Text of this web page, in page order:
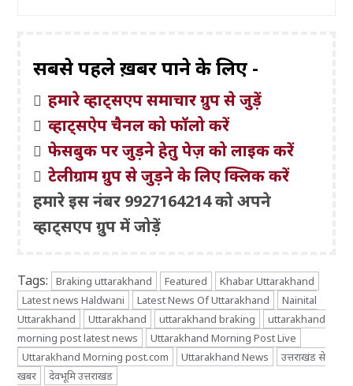
सबसे पहले ख़बरें पाने के लिए -
हमारे व्हाट्सएप समाचार ग्रुप से जुड़ें
व्हाट्सऐप चैनल को फॉलो करें
फेसबुक पर जुड़ने हेतु पेज़ को लाइक करें
टेलीग्राम ग्रुप से जुड़ने के लिए क्लिक करें
हमारे इस नंबर 9927164214 को अपने
व्हाट्सएप ग्रुप में जोड़ें
Tags: Braking uttarakhand Featured
Khabar Uttarakhand
Latest news Haldwani
Latest News Of Uttarakhand
Nainital
Uttarakhand
Uttarakhand uttarakhand braking
uttarakhand
morning post latest news
Uttarakhand Morning Post Live
Uttarakhand Morning post.com
Uttarakhand News
उत्तराखंड से
खबर
देवभूमि उत्तराखंड